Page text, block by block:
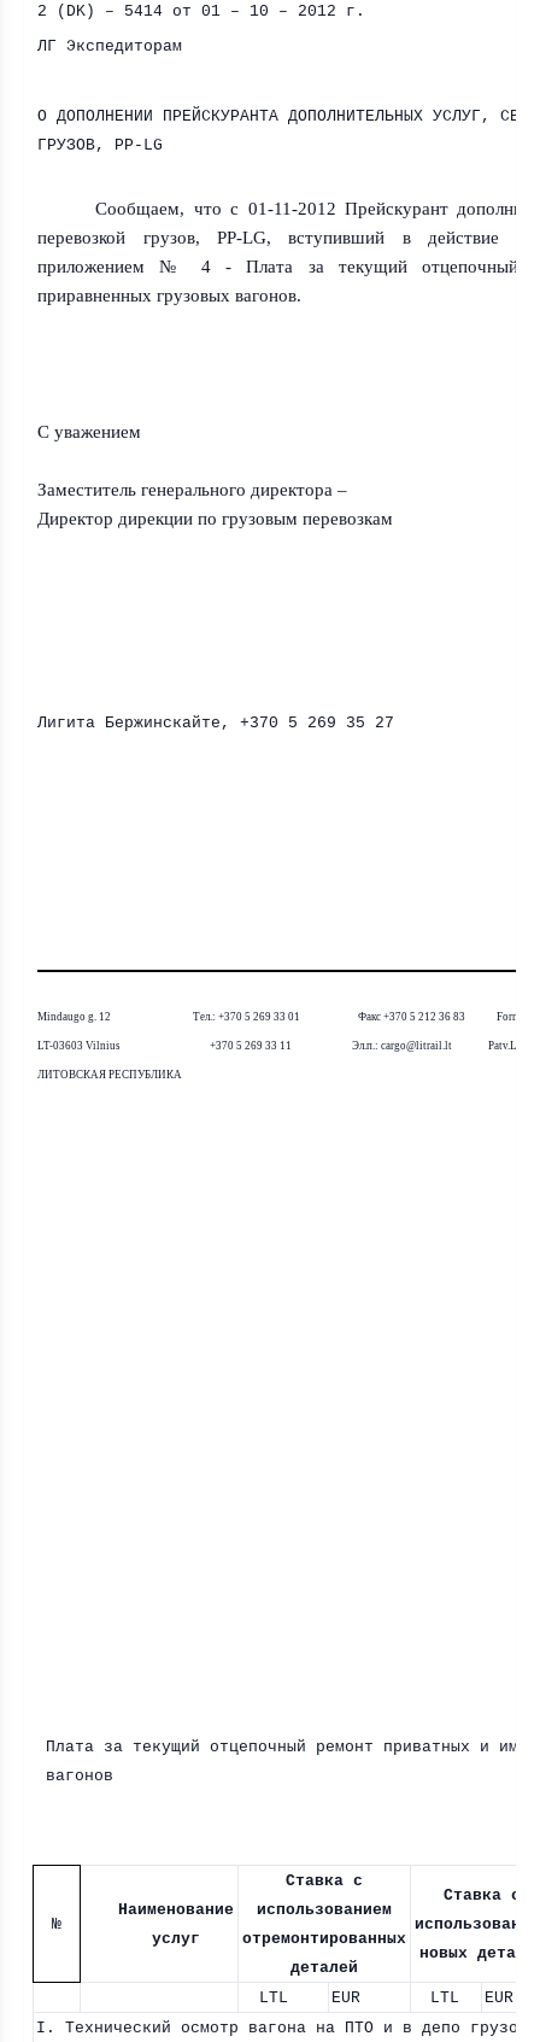
2 ( DK ) – 5414 от 01 – 10 – 2012 г.
ЛГ Экспедиторам
О ДОПОЛНЕНИИ ПРЕЙСКУРАНТА ДОПОЛНИТЕЛЬНЫХ УСЛУГ,
ГРУЗОВ,
PP-LG
Сообщаем, что с 01-11-2012 Прейскурант
перевозкой грузов, PP-LG, вступивший в действие с
приложением № 4 - Плата за текущий отцепочный
приравненных грузовых вагонов.
С уважением
Заместитель генерального директора –
Директор дирекции по грузовым
Лигита Бержинскайте, +370 5 269 35 27
Mindaugo g. 12Тел.: +370 5 269 33 01Факс +370 5 212 36 83 Forma
LT-03603 Vilnius +370 5 269 33 11Эл.п.:cargo@litrail.lt Patv.LG
ЛИТОВСКАЯ РЕСПУБЛИКА
Плата за текущий отцепочный ремонт приватных и им
вагонов
№
Наименование
услуг
Ставка с
использованием
отремонтированных
деталей
Ставка с
новых
LTL EUR LTL
EUR
I. Технический осмотр вагона на ПТО и в депо